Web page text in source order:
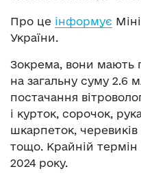
Про це інформує
України.
Зокрема, вони мають
на загальну суму 2.6
постачання
і курток, сорочок,
шкарпеток,
тощо. Крайній
2024 року.